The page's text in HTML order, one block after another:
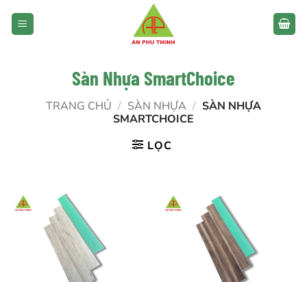
Sàn Nhựa SmartChoice
TRANG CHỦ / SÀN NHỰA / SÀN NHỰA
SMARTCHOICE
LỌC